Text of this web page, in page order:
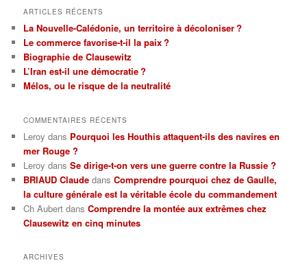
h
r
c
h
e
ARTICLES RÉCENTS
La Nouvelle-Calédonie, un territoire à décoloniser ?
Le commerce favorise-t-il la paix ?
Biographie de Clausewitz
L’Iran est-il une démocratie ?
Mélos, ou le risque de la neutralité
COMMENTAIRES RÉCENTS
Leroy dans Pourquoi les Houthis attaquent-ils des navires en
mer Rouge ?
Leroy dansSe dirige-t-on vers une guerre contre la Russie ?
BRIAUD Claude dansComprendre pourquoi chez de Gaulle,
la culture générale est la véritable école du commandement
Ch Aubert dansComprendre la montée aux extrêmes chez
Clausewitz en cinq minutes
ARCHIVES